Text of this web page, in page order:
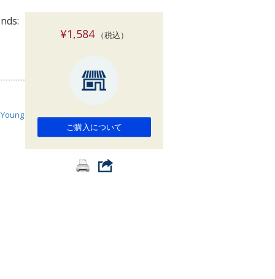
索
¥1,584（税込）
ご購入について